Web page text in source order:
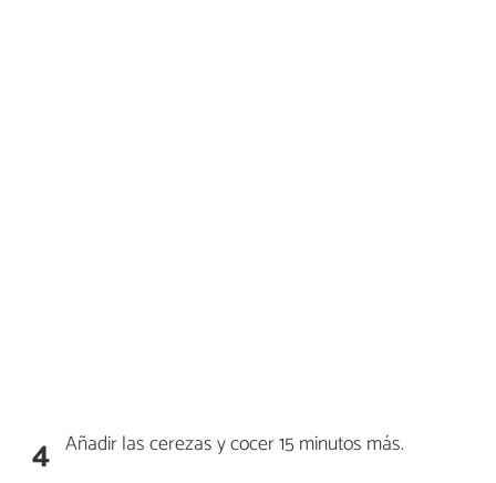
4 Añadir las cerezas y cocer 15 minutos más.